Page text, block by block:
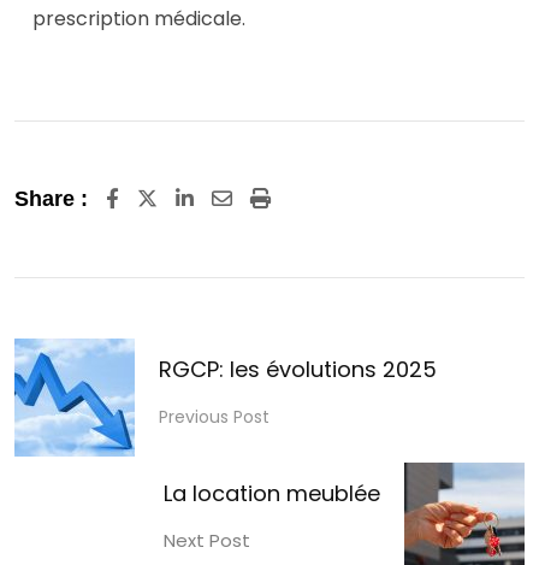
prescription médicale.
Share : LinkedIn
SharePrint
RGCP: les évolutions 2025
Previous Post
La location meublée
Next Post